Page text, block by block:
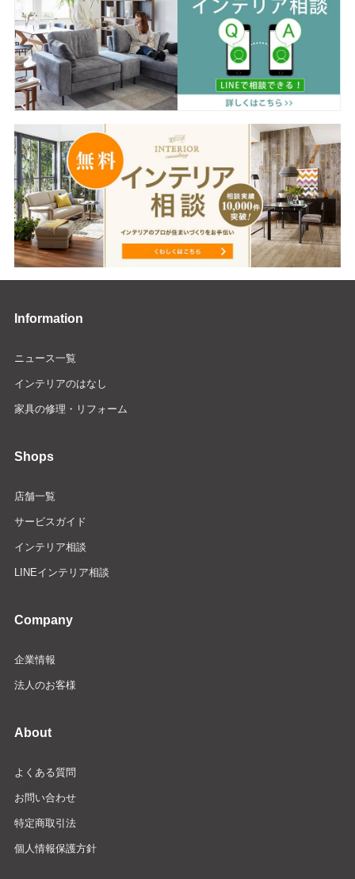
Information
ニュース一覧
インテリアのはなし
家具の修理・リフォーム
Shops
店舗一覧
サービスガイド
インテリア相談
LINEインテリア相談
Company
企業情報
法人のお客様
About
よくある質問
お問い合わせ
特定商取引法
個人情報保護方針